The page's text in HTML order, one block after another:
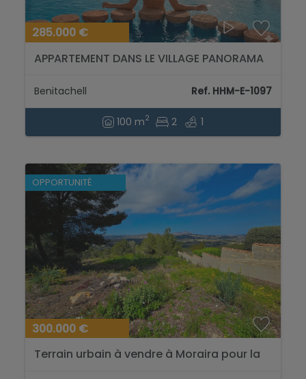
285.000 €
APPARTEMENT DANS LE VILLAGE PANORAMA
PREMIER ÉTAGE...
Benitachell Ref. HHM-E-1097
100 m2 2 1
OPPORTUNITÉ
300.000 €
Terrain urbain à vendre à Moraira pour la